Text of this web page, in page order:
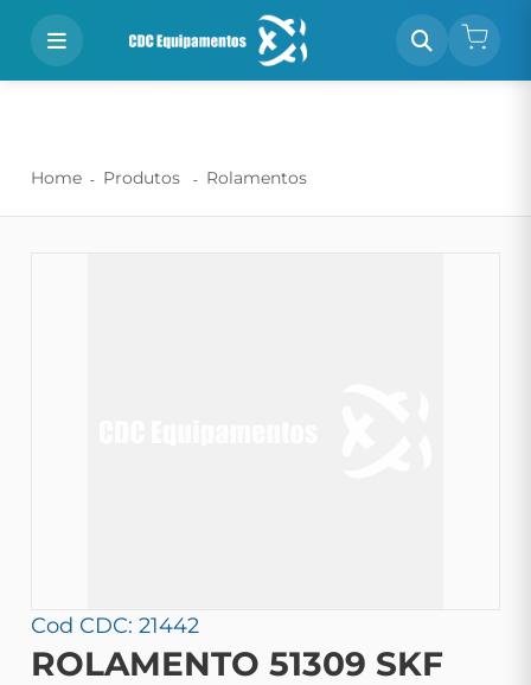
Home Produtos Rolamentos
Cod CDC: 21442
ROLAMENTO 51309 SKF